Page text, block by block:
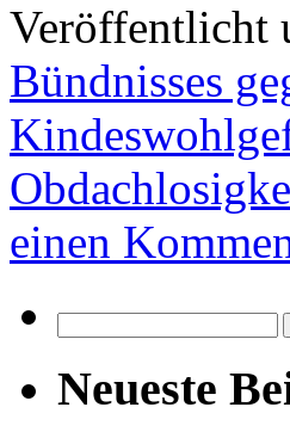
Veröffentlicht
Bündnisses
einen
nach:
Neueste